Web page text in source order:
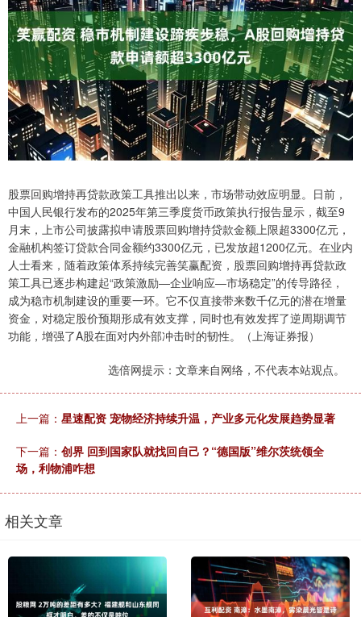
股票回购增持再贷款政策工具推出以来，市场带动效应明显。日前，
中国人民银行发布的2025年第三季度货币政策执行报告显示，截至9
月末，上市公司披露拟申请股票回购增持贷款金额上限超3300亿元，
金融机构签订贷款合同金额约3300亿元，已发放超1200亿元。在业内
人士看来，随着政策体系持续完善笑赢配资，股票回购增持再贷款政
策工具已逐步构建起“政策激励—企业响应—市场稳定”的传导路径，
成为稳市机制建设的重要一环。它不仅直接带来数千亿元的潜在增量
资金，对稳定股价预期形成有效支撑，同时也有效发挥了逆周期调节
功能，增强了A股在面对内外部冲击时的韧性。（上海证券报）
选倍网提示：文章来自网络，不代表本站观点。
上一篇： 星速配资 宠物经济持续升温，产业多元化发展趋势显著
下一篇： 创界 回到国家队就找回自己？“德国版”维尔茨统领全
场，利物浦咋想
相关文章